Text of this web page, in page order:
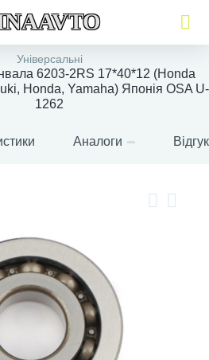
Універсальні
6203-2RS 17*40*12 (Honda
Honda, Yamaha) Японія OSA U-
1262
Аналоги